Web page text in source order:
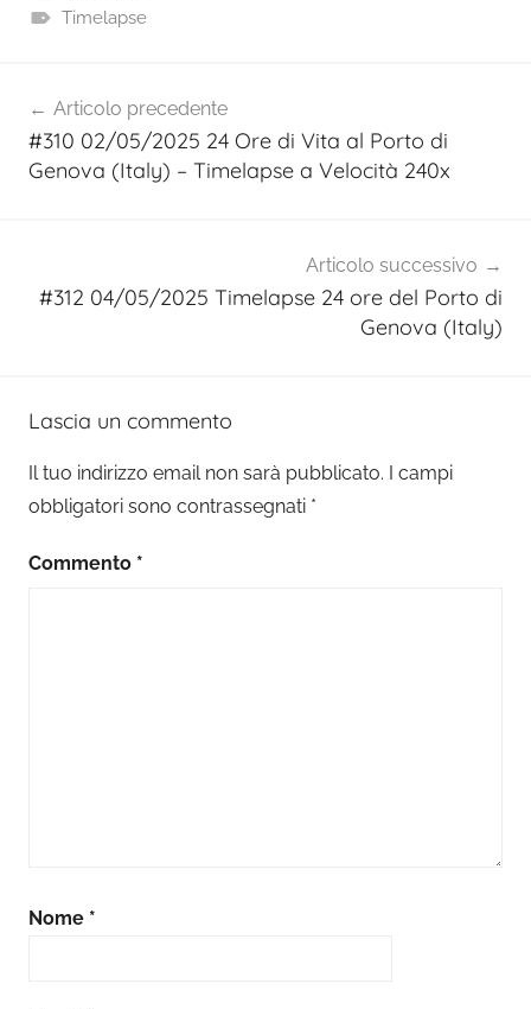
Timelapse
articoli
Articolo precedente
#310 02/05/2025 24 Ore di Vita al Porto di
Genova (Italy) – Timelapse a Velocità 240x
Articolo successivo
#312 04/05/2025 Timelapse 24 ore del Porto di
Genova (Italy)
Lascia un commento
Il tuo indirizzo email non sarà pubblicato. I campi
obbligatori sono contrassegnati *
Commento *
Nome *